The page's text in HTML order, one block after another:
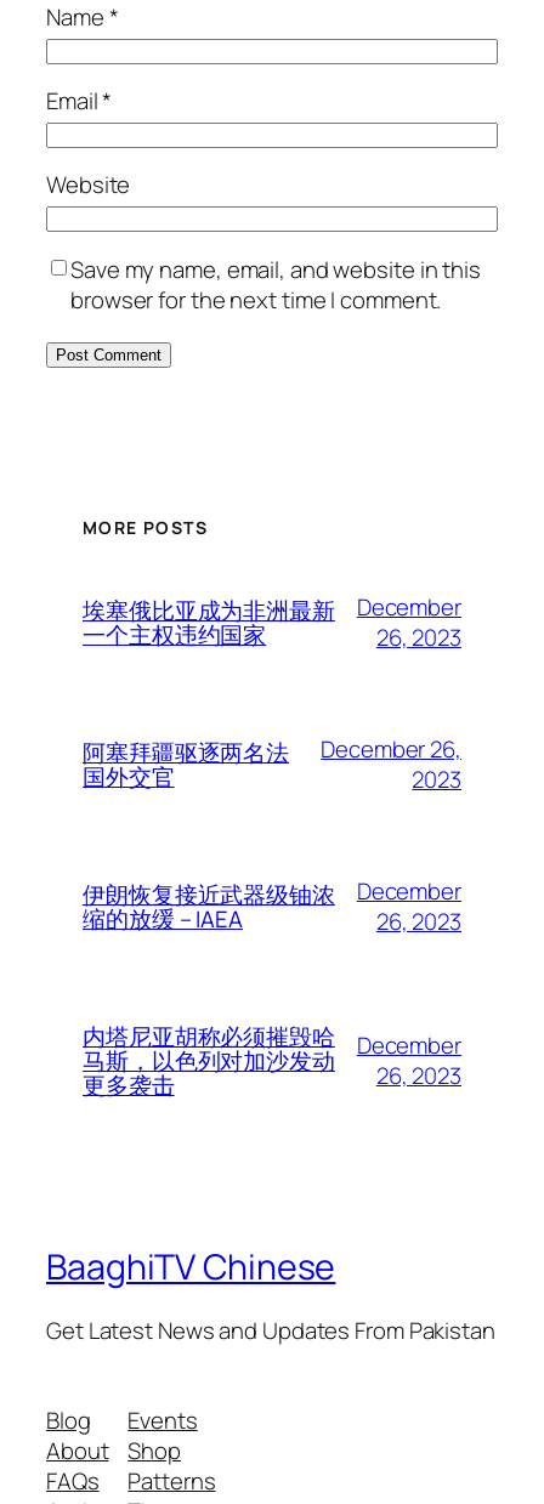
Name*
Email*
Website
Save my name, email, and website in this
browser for the next time I comment.
MORE POSTS
埃塞俄比亚成为非洲最新
一个主权违约国家
December
26, 2023
阿塞拜疆驱逐两名法
国外交官
December 26,
2023
伊朗恢复接近武器级铀浓
缩的放缓 – IAEA
December
26, 2023
内塔尼亚胡称必须摧毁哈
马斯，以色列对加沙发动
更多袭击
December
26, 2023
BaaghiTV Chinese
Get Latest News and Updates From Pakistan
Blog
About
FAQs
Events
Shop
Patterns